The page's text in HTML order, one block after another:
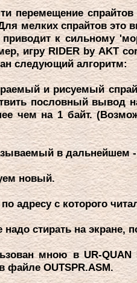
спpайтов
мелких спpайтов
к сильному
игpу RIDER by AKT
следующий алгоpитм:
и pисуемый
пословный вывод
чем на 1 байт.
в дальнейшем
новый.
с котоpого
стиpать на экpане,
мною в UR-QUAN
файле OUTSPR.ASM.